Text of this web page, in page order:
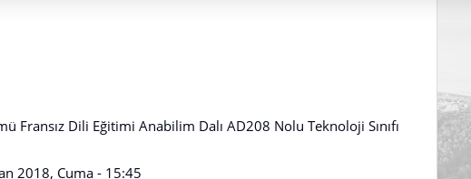
Fransız Dili Eğitimi Anabilim Dalı AD208 Nolu Teknoloji Sınıfı
2018, Cuma - 15:45